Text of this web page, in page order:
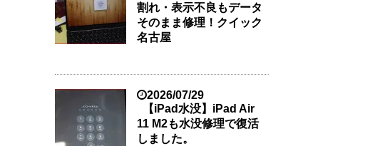
割れ・表示不良もデータ
そのまま修理！クイック
名古屋
2026/07/29
【iPad水没】iPad Air
11 M2も水没修理で復活
しました。